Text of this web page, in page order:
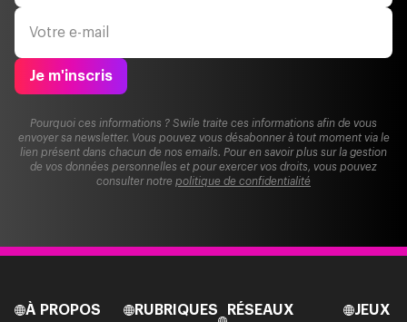
Je m'inscris
Pourquoi ces informations ? Swile traite ces informations afin de vous
envoyer sa newsletter. Vous pouvez vous désabonner à tout moment via le
lien présent dans chacun de nos emails. Pour en savoir plus sur la gestion
de vos données personnelles et pour exercer vos droits, vous pouvez
consulter notre politique de confidentialité
À PROPOS RUBRIQUES RÉSEAUX JEUX